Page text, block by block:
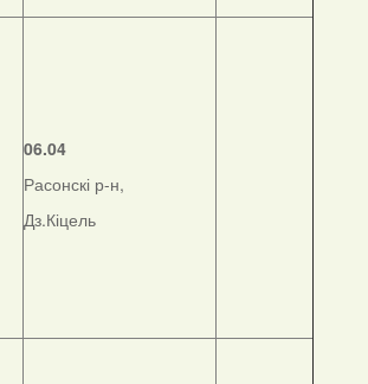
06.04
Расонскі р-н,
Дз.Кіцель